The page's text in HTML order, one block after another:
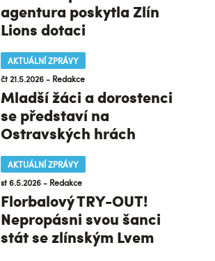
agentura poskytla Zlín
Lions dotaci
AKTUÁLNÍ ZPRÁVY
čt 21.5.2026 - Redakce
Mladší žáci a dorostenci
se představí na
Ostravských hrách
AKTUÁLNÍ ZPRÁVY
st 6.5.2026 - Redakce
Florbalový TRY-OUT!
Nepropásni svou šanci
stát se zlínským Lvem